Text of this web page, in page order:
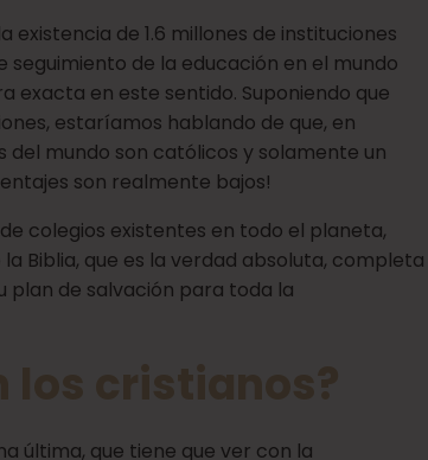
existencia de 1.6 millones de instituciones
seguimiento de la educación en el mundo
exacta en este sentido. Suponiendo que
estaríamos hablando de que, en
del mundo son católicos y solamente un
son realmente bajos!
colegios existentes en todo el planeta,
Biblia, que es la verdad absoluta, completa
plan de salvación para toda la
última, que tiene que ver con la